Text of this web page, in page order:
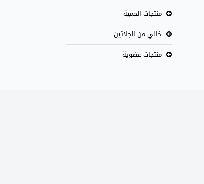
منتجات الحمية
خالي من الجلاتين
منتجات عضوية